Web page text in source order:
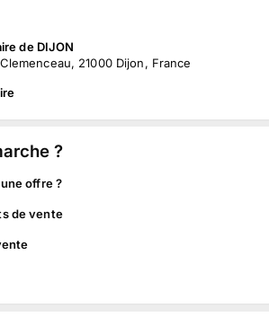
de DIJON
21000 Dijon, France
?
offre ?
de vente